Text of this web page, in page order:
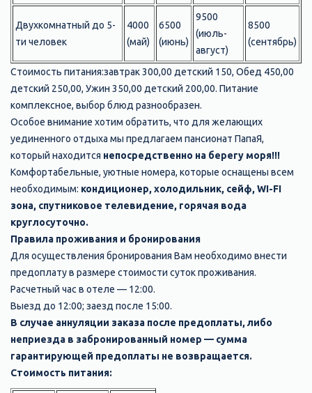
Двухкомнатный до 5-
ти человек
4000
(май)
6500
(июнь)
9500
(июль-
август)
8500
(сентябрь)
Стоимость питания:завтрак 300,00 детский 150, Обед 450,00
детский 250,00, Ужин 350,00 детский 200,00. Питание
комплексное, выбор блюд разнообразен.
Особое внимание хотим обратить, что для желающих
уединенного отдыха мы предлагаем пансионат ПапаЯ,
который находится непосредственно на берегу моря!!!
Комфортабельные, уютные номера, которые оснащены всем
необходимым: кондиционер, холодильник, сейф, WI-FI
зона, спутниковое телевидение, горячая вода
круглосуточно.
Правила проживания и бронирования
Для осуществления бронирования Вам необходимо внести
предоплату в размере стоимости суток проживания.
Расчетный час в отеле — 12:00.
Выезд до 12:00; заезд после 15:00.
В случае аннуляции заказа после предоплаты, либо
неприезда в забронированный номер — сумма
гарантирующей предоплаты не возвращается.
Стоимость питания: